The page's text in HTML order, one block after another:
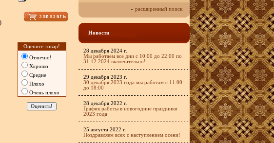
Оцените товар!
Отлично!
Хорошо
Средне
Плохо
Очень плохо
» расширенный поиск
Новости
28 декабря 2024 г.
Мы работаем все дни с 10:00 до 22:00 по
31.12.2024 включительно!
29 декабря 2023 г.
30 декабря 2023 года мы работам с 11:00
до 18:00
28 декабря 2022 г.
График работы в новогодние праздники
2023 года
25 августа 2022 г.
Поздравляем всех с наступлением осени!